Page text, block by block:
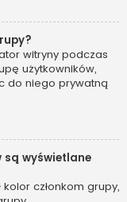
witryny podczas
użytkowników,
do niego prywatną
są wyświetlane
członkom grupy,